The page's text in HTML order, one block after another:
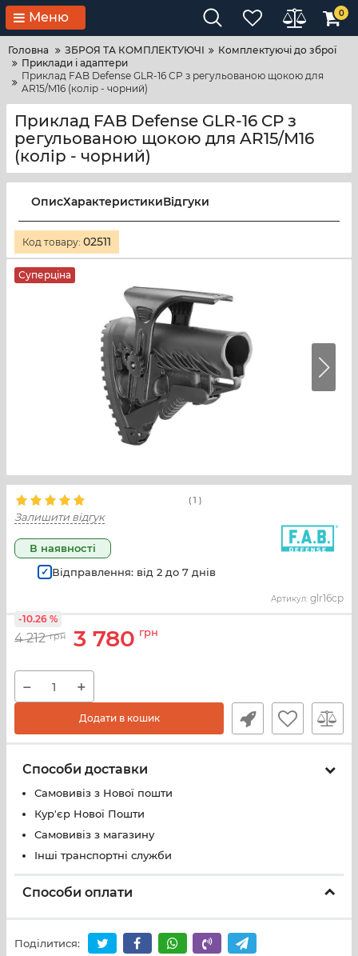
Меню 0
Головна ЗБРОЯ ТА КОМПЛЕКТУЮЧІ
Комплектуючі до зброї
Приклади і адаптери
Приклад FAB Defense GLR-16 CP з регульованою щокою для
AR15/M16 (колір - чорний)
Приклад FAB Defense GLR-16 CP з
регульованою щокою для AR15/M16
(колір - чорний)
ОписХарактеристикиВідгуки
Код товару: 02511
Суперціна
( 1 )
Залишити відгук
В наявності
Відправлення: від 2 до 7 днів
Артикул: glr16cp
4 212 грн 3 780 грн
-10.26 %
− +
Додати в кошик
Способи доставки
Самовивіз з Нової пошти
Кур'єр Нової Пошти
Самовивіз з магазину
Інші транспортні служби
Способи оплати
Поділитися: